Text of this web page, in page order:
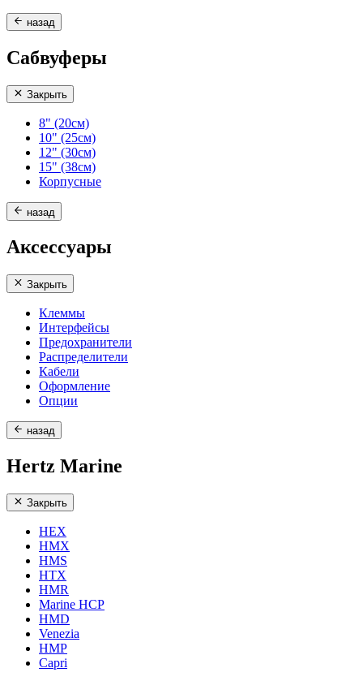
назад
Сабвуферы
Закрыть
8" (20см)
10" (25см)
12" (30см)
15" (38см)
Корпусные
назад
Аксессуары
Закрыть
Клеммы
Интерфейсы
Предохранители
Распределители
Кабели
Оформление
Опции
назад
Hertz Marine
Закрыть
HEX
HMX
HMS
HTX
HMR
Marine HCP
HMD
Venezia
HMP
Capri